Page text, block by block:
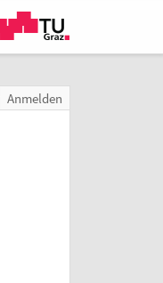
Anmelden